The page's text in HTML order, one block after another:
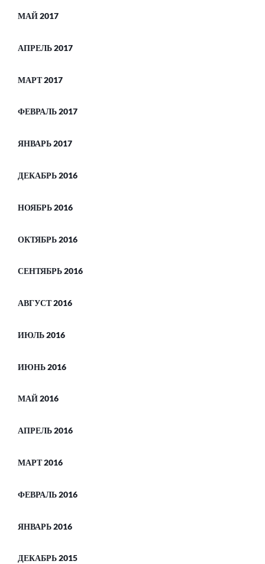
МАЙ 2017
АПРЕЛЬ 2017
МАРТ 2017
ФЕВРАЛЬ 2017
ЯНВАРЬ 2017
ДЕКАБРЬ 2016
НОЯБРЬ 2016
ОКТЯБРЬ 2016
СЕНТЯБРЬ 2016
АВГУСТ 2016
ИЮЛЬ 2016
ИЮНЬ 2016
МАЙ 2016
АПРЕЛЬ 2016
МАРТ 2016
ФЕВРАЛЬ 2016
ЯНВАРЬ 2016
ДЕКАБРЬ 2015